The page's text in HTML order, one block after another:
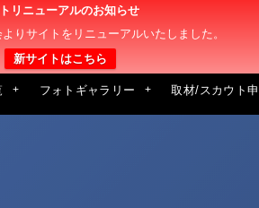
リニューアルのお知らせ
りサイトをリニューアルいたしました。
新サイトはこちら
フォトギャラリー 取材/スカウト